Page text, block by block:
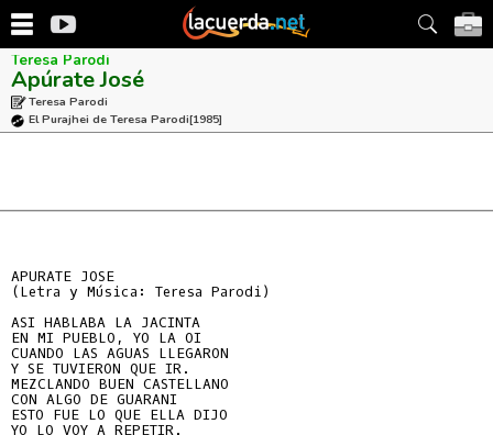
Teresa Parodi
Apúrate José
Teresa Parodi
El Purajhei de Teresa Parodi[1985]
APURATE JOSE
(Letra y Música: Teresa Parodi)
ASI HABLABA LA JACINTA
EN MI PUEBLO, YO LA OI
CUANDO LAS AGUAS LLEGARON
Y SE TUVIERON QUE IR.
MEZCLANDO BUEN CASTELLANO
CON ALGO DE GUARANI
ESTO FUE LO QUE ELLA DIJO